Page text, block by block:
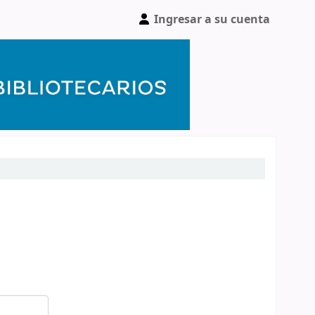
Ingresar a su cuenta